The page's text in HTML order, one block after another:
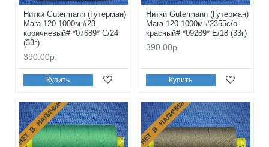
Нитки Gutermann (Гутерман)
Mara 120 1000м #23
коричневый# *07689* C/24
(33г)
390.00р.
Купить
Нитки Gutermann (Гутерман)
Mara 120 1000м #2355с/о
красный# *09289* E/18 (33г)
390.00р.
Купить
НЕТ В НАЛИЧИИ НЕТ В НАЛИЧИИ